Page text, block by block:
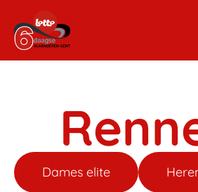
Dames elite